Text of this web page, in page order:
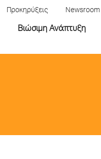
Προκηρύξεις Newsroom
Βιώσιμη Ανάπτυξη